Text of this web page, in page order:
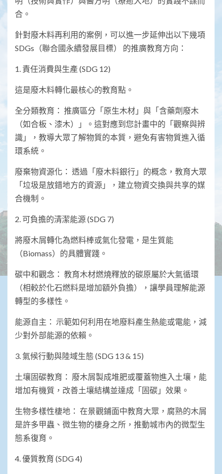
合。
​針對廢木料再利用的案例，可以進一步延伸出以下幾項
SDGs（聯合國永續發展目標） 的推廣教育方向：
​1. 責任消費與生產 (SDG 12)
​這是廢木料轉化最核心的教育點。
​全分類教育： 推廣區分「原生木材」與「含藥劑廢木
（如合板、漆木）」。這對應到您計畫中的「觀察與辨
識」，教導大眾了解物質的本質，避免有害物質進入循
環系統。
​廢棄物資源化： 透過「廢木料銀行」的概念，教育大眾
「垃圾是放錯地方的資源」，建立物資交換與共享的媒
合機制。
​2. 可負擔的清潔能源 (SDG 7)
​將廢木屑轉化為燃料棒或氣化發電，是生質能
（Biomass）的具體實踐。
​碳中和觀念： 教育木材燃燒釋放的碳原屬於大氣循環
（相較於化石燃料是增加額外負擔），讓學員理解能源
轉型的多樣性。
​能源自主： 示範如何利用在地廢料產生熱能或電能，減
少對外部能源的依賴。
​3. 氣候行動與陸域生態 (SDG 13 & 15)
​土壤固碳教育： 廢木屑製成堆肥或覆蓋物進入土壤，能
增加有機質，改善土壤結構並達成「固碳」效果。
​生物多樣性棲地： 在景觀鋪面中教育大眾，腐熟的木屑
是許多甲蟲、微生物的棲身之所，推動城市內的微型生
態系復育。
​4. 優質教育 (SDG 4)